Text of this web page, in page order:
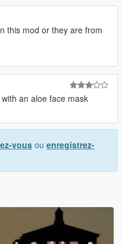
this mod or they are from
an aloe face mask
vous ou enregistrez-